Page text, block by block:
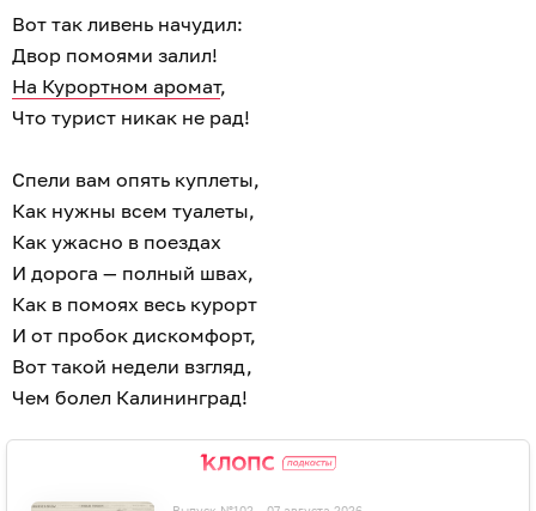
Вот так ливень начудил:
Двор помоями залил!
На Курортном аромат,
Что турист никак не рад!
Спели вам опять куплеты,
Как нужны всем туалеты,
Как ужасно в поездах
И дорога — полный швах,
Как в помоях весь курорт
И от пробок дискомфорт,
Вот такой недели взгляд,
Чем болел Калининград!